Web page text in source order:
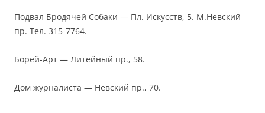
Подвал Бродячей Собаки — Пл. Искусств, 5. М.Невский
пр. Тел. 315-7764.
Борей-Арт — Литейный пр., 58.
Дом журналиста — Невский пр., 70.